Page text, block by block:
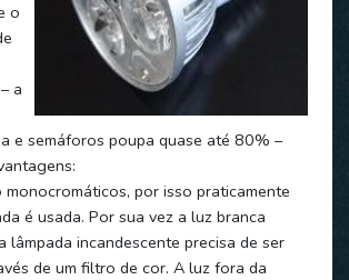
o
a
e semáforos poupa quase até 80% –
monocromáticos, por isso praticamente
é usada. Por sua vez a luz branca
lâmpada incandescente precisa de ser
de um filtro de cor. A luz fora da